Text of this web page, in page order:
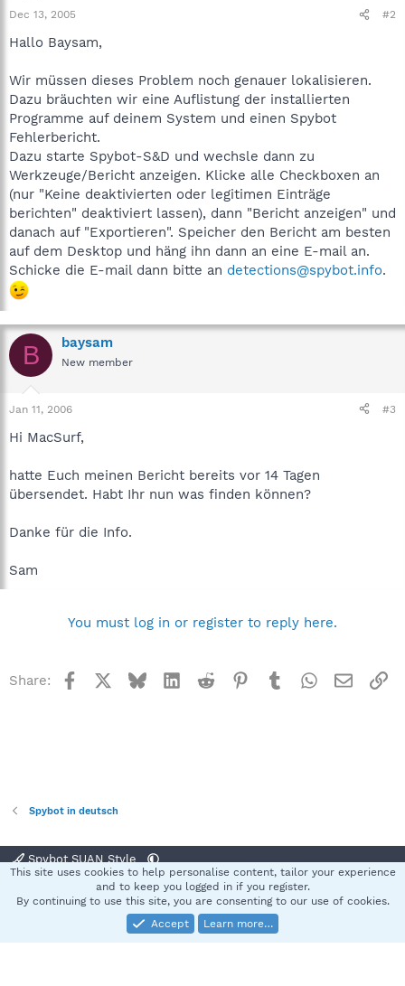
Dec 13, 2005 #2
Hallo Baysam,
Wir müssen dieses Problem noch genauer lokalisieren.
Dazu bräuchten wir eine Auflistung der installierten
Programme auf deinem System und einen Spybot
Fehlerbericht.
Dazu starte Spybot-S&D und wechsle dann zu
Werkzeuge/Bericht anzeigen. Klicke alle Checkboxen an
(nur "Keine deaktivierten oder legitimen Einträge
berichten" deaktiviert lassen), dann "Bericht anzeigen" und
danach auf "Exportieren". Speicher den Bericht am besten
auf dem Desktop und häng ihn dann an eine E-mail an.
Schicke die E-mail dann bitte an detections@spybot.info.
B baysam
New member
Jan 11, 2006 #3
Hi MacSurf,
hatte Euch meinen Bericht bereits vor 14 Tagen
übersendet. Habt Ihr nun was finden können?
Danke für die Info.
Sam
You must log in or register to reply here.
Share: Facebook BlueskyLinkedInReddit Pinterest
TumblrWhatsApp
Email
Spybot in deutsch
Spybot SUAN Style
Terms and rules Privacy policy Help
S
Community platform by XenForo® © 2010-2025 XenForo Ltd.
This site uses cookies to help personalise content, tailor your experience
and to keep you logged in if you register.
By continuing to use this site, you are consenting to our use of cookies.
Accept
Learn more…